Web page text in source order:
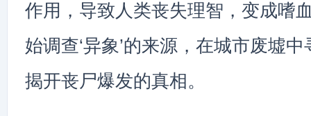
作用，导致人类丧失理智，变成嗜
始调查‘异象’的来源，在城市废墟
揭开丧尸爆发的真相。